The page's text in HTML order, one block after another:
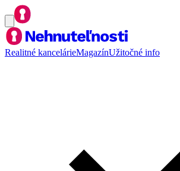
Realitné kancelárieMagazínUžitočné info